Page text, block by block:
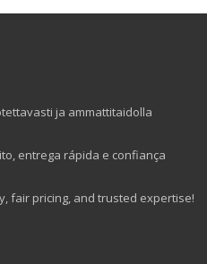
ja ammattitaidolla
entrega rápida e confiança
fair pricing, and trusted expertise!